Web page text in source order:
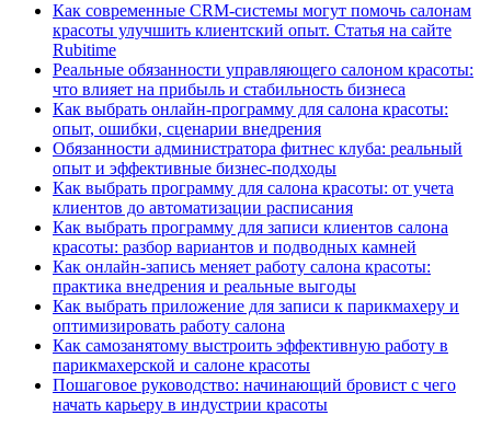
Как современные CRM-системы могут помочь салонам
красоты улучшить клиентский опыт. Статья на сайте
Rubitime
Реальные обязанности управляющего салоном красоты:
что влияет на прибыль и стабильность бизнеса
Как выбрать онлайн-программу для салона красоты:
опыт, ошибки, сценарии внедрения
Обязанности администратора фитнес клуба: реальный
опыт и эффективные бизнес-подходы
Как выбрать программу для салона красоты: от учета
клиентов до автоматизации расписания
Как выбрать программу для записи клиентов салона
красоты: разбор вариантов и подводных камней
Как онлайн-запись меняет работу салона красоты:
практика внедрения и реальные выгоды
Как выбрать приложение для записи к парикмахеру и
оптимизировать работу салона
Как самозанятому выстроить эффективную работу в
парикмахерской и салоне красоты
Пошаговое руководство: начинающий бровист с чего
начать карьеру в индустрии красоты